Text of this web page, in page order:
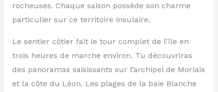
rocheuses. Chaque saison possède son charme
particulier sur ce territoire insulaire.
Le sentier côtier fait le tour complet de l’île en
trois heures de marche environ. Tu découvriras
des panoramas saisissants sur l’archipel de Morlaix
et la côte du Léon. Les plages de la baie Blanche